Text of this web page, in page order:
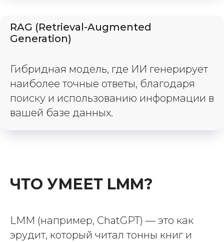
RAG (Retrieval-Augmented
Generation)
Гибридная модель, где ИИ генерирует
наиболее точные ответы, благодаря
поиску и использованию информации в
вашей базе данных.
ЧТО УМЕЕТ LMM?
LMM (например, ChatGPT) — это как
эрудит, который читал тонны книг и